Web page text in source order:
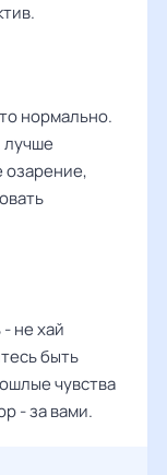
нормально.
лучше
озарение,
не хай
быть
чувства
- за вами.